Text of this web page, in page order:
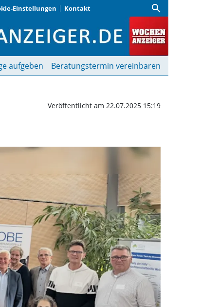
Einstellungen Kontakt search
Ehrenamts |
aufgeben Beratungstermin vereinbaren
Veröffentlicht am 22.07.2025 15:19